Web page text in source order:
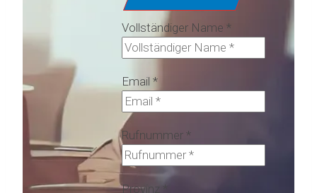
Vollständiger Name*
Email*
Rufnummer*
Provinz*